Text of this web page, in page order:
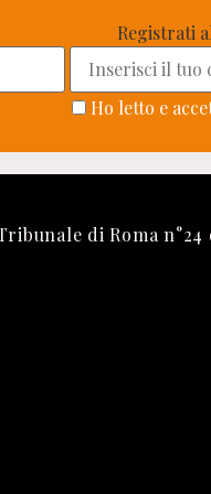
Registrati
Ho letto e
di Roma n°24